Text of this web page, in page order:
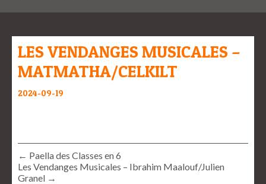
LES VENDANGES MUSICALES –
MATMATHA/CELKILT
2024-09-19
← Paella des Classes en 6
Les Vendanges Musicales – Ibrahim Maalouf/Julien
Granel →